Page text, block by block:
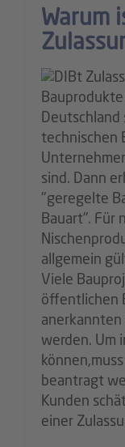
Warum
Deutschland
technischen
sind. Dann
"geregelte
Bauart". Für
allgemein
Viele
öffentlichen
werden. Um
beantragt
Kunden
einer